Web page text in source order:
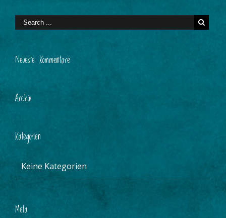
Neueste Kommentare
Archiv
Kategorien
Keine Kategorien
Meta